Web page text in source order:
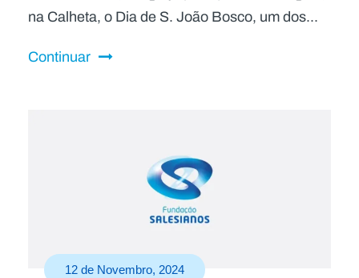
na Calheta, o Dia de S. João Bosco, um dos...
Continuar
12 de Novembro, 2024